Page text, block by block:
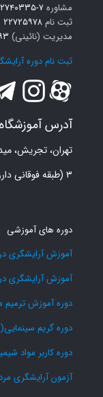
مشاوره۷-۲۲۷۴۰۳۳۵
ثبت نام ۲۲۷۲۵۹۷۸
مدیریت (نائینی)
ثبت نام دوره
آدرس
تهران، تجریش،
۳ (طبقه فوقانی داروخانه رسولی)
دوره های آموزشی
آموزش آرایشگری درجه 1 مردانه ( دوره آرایش و
آموزش آرایشگری درجه 2 مردانه (دوره آرایش و
دوره آموزش ترمیم
دوره گریم
دوره کاربر مواد
آزمون آرایشگری